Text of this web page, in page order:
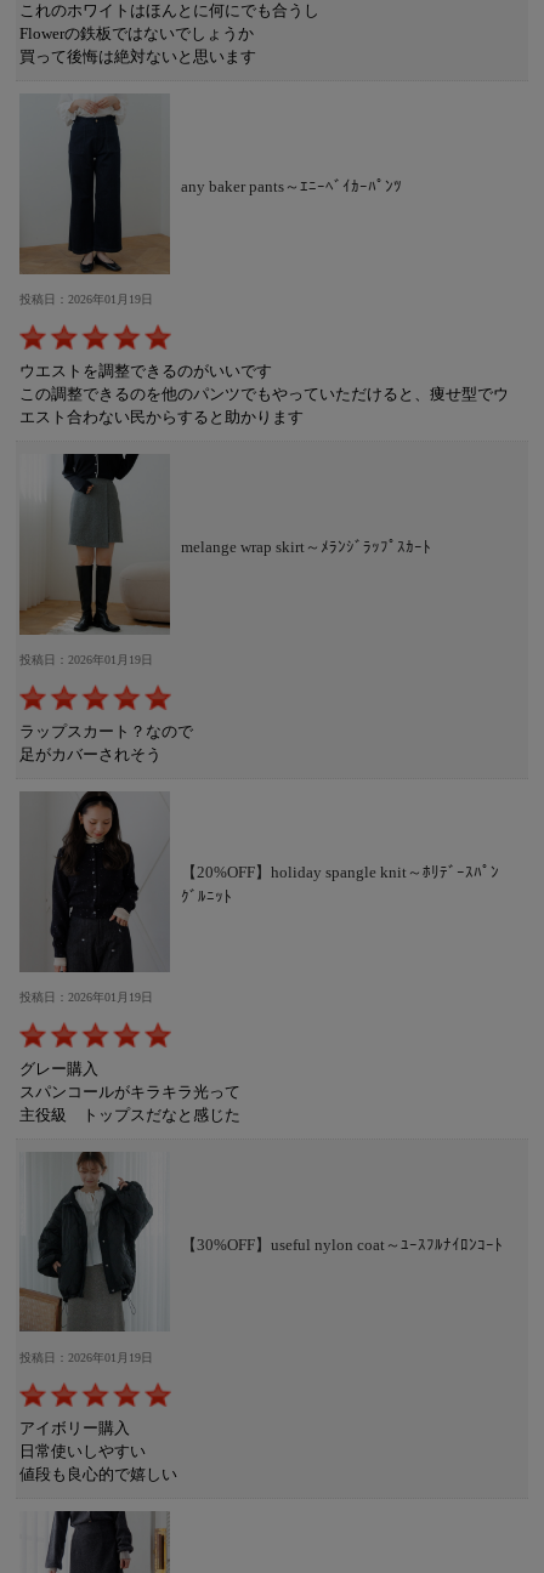
これのホワイトはほんとに何にでも合うし
Flowerの鉄板ではないでしょうか
買って後悔は絶対ないと思います
any baker pants～ｴﾆｰﾍﾞｲｶｰﾊﾟﾝﾂ
投稿日：2026年01月19日
ウエストを調整できるのがいいです
この調整できるのを他のパンツでもやっていただけると、痩せ型でウ
エスト合わない民からすると助かります
melange wrap skirt～ﾒﾗﾝｼﾞﾗｯﾌﾟｽｶｰﾄ
投稿日：2026年01月19日
ラップスカート？なので
足がカバーされそう
【20%OFF】holiday spangle knit～ﾎﾘﾃﾞｰｽﾊﾟﾝ
ｸﾞﾙﾆｯﾄ
投稿日：2026年01月19日
グレー購入
スパンコールがキラキラ光って
主役級 トップスだなと感じた
【30%OFF】useful nylon coat～ﾕｰｽﾌﾙﾅｲﾛﾝｺｰﾄ
投稿日：2026年01月19日
アイボリー購入
日常使いしやすい
値段も良心的で嬉しい